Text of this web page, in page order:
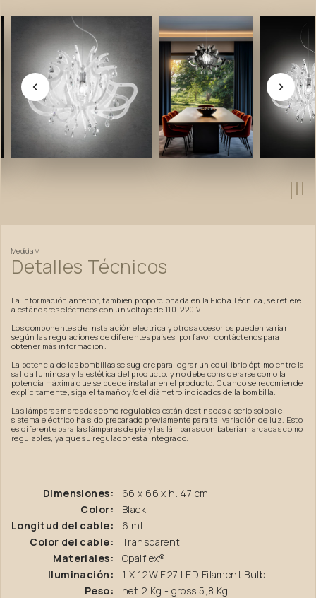
MedidaM
Detalles Técnicos
La información anterior, también proporcionada en la Ficha Técnica, se refiere
a estándares eléctricos con un voltaje de 110-220 V.
Los componentes de instalación eléctrica y otros accesorios pueden variar
según las regulaciones de diferentes países; por favor, contáctenos para
obtener más información.
La potencia de las bombillas se sugiere para lograr un equilibrio óptimo entre la
salida luminosa y la estética del producto, y no debe considerarse como la
potencia máxima que se puede instalar en el producto. Cuando se recomiende
explícitamente, siga el tamaño y/o el diámetro indicados de la bombilla.
Las lámparas marcadas como regulables están destinadas a serlo solo si el
sistema eléctrico ha sido preparado previamente para tal variación de luz. Esto
es diferente para las lámparas de pie y las lámparas con batería marcadas como
regulables, ya que su regulador está integrado.
Dimensiones:
66 x 66 x h. 47 cm
Color:
Black
Longitud del cable:
6 mt
Color del cable:
Transparent
Materiales:
Opalflex®
Iluminación:
1 X 12W E27 LED Filament Bulb
Peso:
net 2 Kg - gross 5,8 Kg